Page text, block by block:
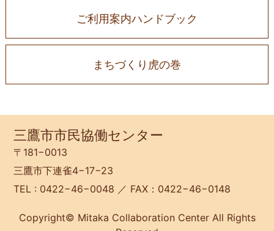
ご利用案内ハンドブック
まちづくり虎の巻
三鷹市市民協働センター
〒181−0013
三鷹市下連雀4−17−23
TEL : 0422−46−0048 ／ FAX：0422−46−0148
Copyright© Mitaka Collaboration Center All Rights